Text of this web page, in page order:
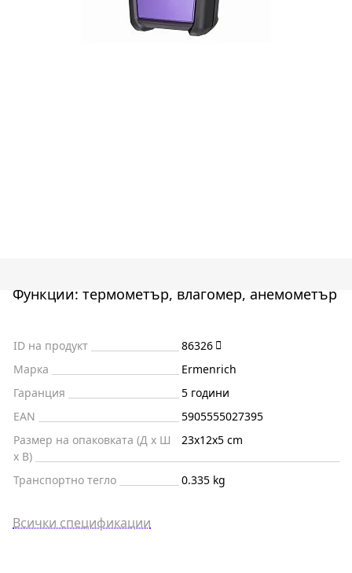
Функции: термометър, влагомер, анемометър
ID на продукт
86326
Марка
Ermenrich
Гаранция
5 години
EAN
5905555027395
Размер на опаковката (Д x Ш
x В)
23x12x5 cm
Транспортно тегло 0.335 kg
Всички спецификации